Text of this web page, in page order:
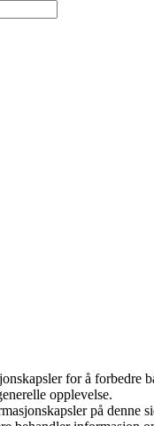
for å forbedre
opplevelse.
på denne